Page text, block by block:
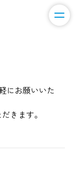
にお願いいた
きます。